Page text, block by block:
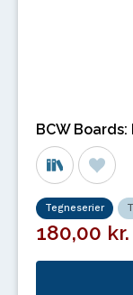
BCW
Tegneserier
180,00 kr.